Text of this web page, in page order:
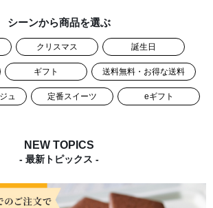
シーンから商品を選ぶ
クリスマス 誕生日
ギフト 送料無料・お得な送料
ュ 定番スイーツ eギフト
NEW TOPICS
- 最新トピックス -